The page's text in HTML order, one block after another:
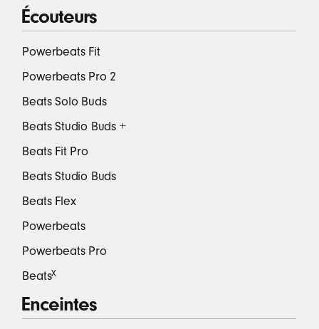
Écouteurs
Powerbeats Fit
Powerbeats Pro 2
Beats Solo Buds
Beats Studio Buds +
Beats Fit Pro
Beats Studio Buds
Beats Flex
Powerbeats
Powerbeats Pro
BeatsX
Enceintes